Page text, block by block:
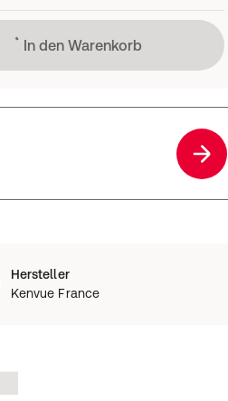
Lädt
In den Warenkorb
Hersteller
Kenvue France